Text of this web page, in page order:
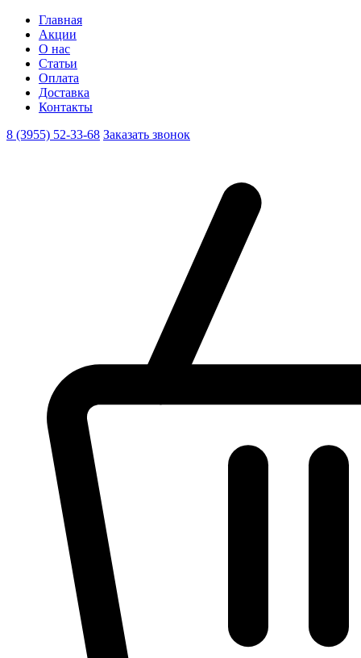
Главная
Акции
О нас
Статьи
Оплата
Доставка
Контакты
8 (3955) 52-33-68 Заказать звонок